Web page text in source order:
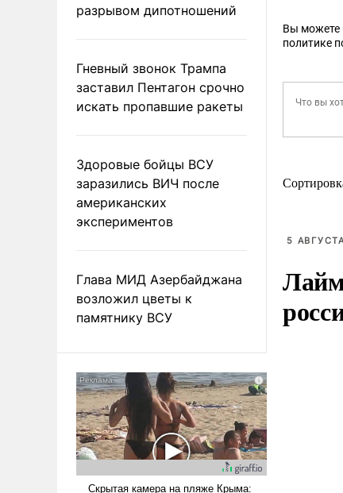
разрывом дипотношений
Гневный звонок Трампа
заставил Пентагон срочно
искать пропавшие ракеты
Здоровые бойцы ВСУ
заразились ВИЧ после
американских
экспериментов
Глава МИД Азербайджана
возложил цветы к
памятнику ВСУ
Вы можете
политике
5